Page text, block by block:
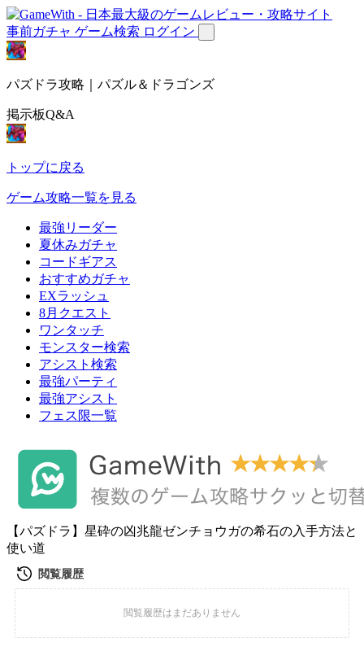
事前ガチャ ゲーム検索 ログイン
パズドラ攻略｜パズル＆ドラゴンズ
掲示板Q&A
トップに戻る
ゲーム攻略一覧を見る
最強リーダー
夏休みガチャ
コードギアス
おすすめガチャ
EXラッシュ
8月クエスト
ワンタッチ
モンスター検索
アシスト検索
最強パーティ
最強アシスト
フェス限一覧
【パズドラ】星砕の凶兆龍ゼンチョウガの希石の入手方法と
使い道